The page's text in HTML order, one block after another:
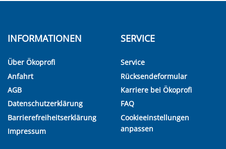
INFORMATIONEN
Über Ökoprofi
Anfahrt
AGB
Datenschutzerklärung
Barrierefreiheitserklärung
Impressum
SERVICE
Service
Rücksendeformular
Karriere bei Ökoprofi
FAQ
Cookieeinstellungen
anpassen